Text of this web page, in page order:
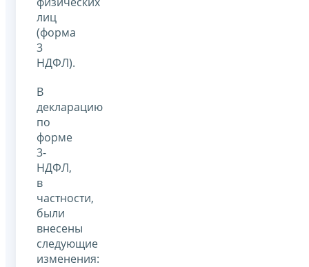
лиц
(форма
3
НДФЛ).
В
декларацию
по
форме
3-
НДФЛ,
в
частности,
были
внесены
следующие
изменения: